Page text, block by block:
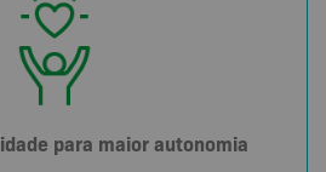
para maior autonomia